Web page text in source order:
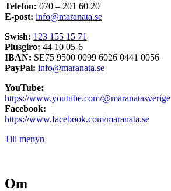
Telefon: 070 – 201 60 20
E-post: info@maranata.se
Swish: 123 155 15 71
Plusgiro: 44 10 05-6
IBAN: SE75 9500 0099 6026 0441 0056
PayPal: info@maranata.se
YouTube:
https://www.youtube.com/@maranatasverige
Facebook:
https://www.facebook.com/maranata.se
Till menyn
Om